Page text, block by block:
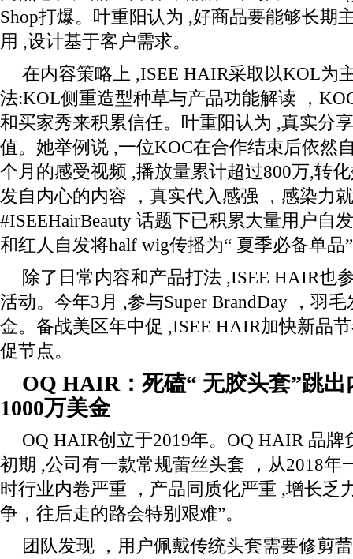
Shop打爆。叶重阳认为 ,好商品要能够长期
用 ,设计基于客户需求。
在内容策略上 ,ISEE HAIR采取以KOL为
法:KOL侧重造型种草与产品功能解读 ，
和买家秀来积累信任。叶重阳认为 ,真实分
值。她举例说 ,一位KOC在合作结束后依然
个月的感受视频 ,播放量累计超过800万,转
发自内心的内容 ，真实代入感强 ，感染力
#ISEEHairBeauty 话题下已积累大量用户自
和红人自发将half wig传播为“ 夏季必备单品
除了日常内容和产品打法 ,ISEE HAIR也
活动。今年3月 ,参与Super BrandDay ，羽
金。备战美区年中促 ,ISEE HAIR加快新品
促节点。
OQ HAIR ：死磕“ 无胶头套”跳出
1000万美金
OQ HAIR创立于2019年。OQ HAIR 品牌
初期 ,公司有一款常规蕾丝头套 ，从2018年
时行业内卷严重 ，产品同质化严重 ,增长乏
争，往后走的路会特别艰难”。
团队发现 ，用户佩戴传统头套需要修剪